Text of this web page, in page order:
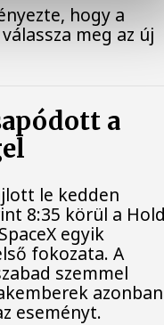
hogy a
meg az új
a
le kedden
8:35 körül a
egyik
fokozata. A
szemmel
azonban
eseményt.